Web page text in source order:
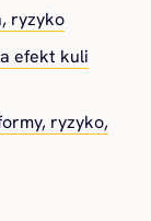
ryzyko
efekt kuli
ryzyko,